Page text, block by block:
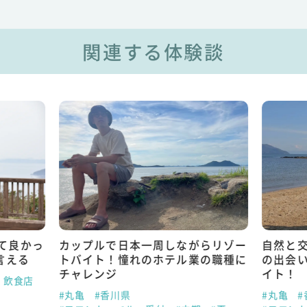
関連する体験談
良かっ
える
食店
カップルで日本一周しながらリゾー
トバイト！憧れのホテル業の職種に
チャレンジ
#丸亀
#香川県
自然と
の出会
イト！
#丸亀
#